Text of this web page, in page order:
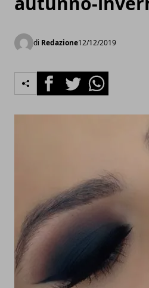
di Redazione12/12/2019
FacebookTwitterWhatsapp